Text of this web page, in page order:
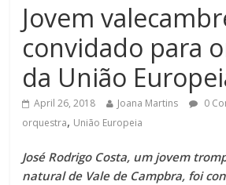
Jovem
convidado para
da União
April 26, 2018 Joana Martins 0
orquestra, União Europeia
José Rodrigo Costa, um jovem
natural de Vale de Campbra, foi